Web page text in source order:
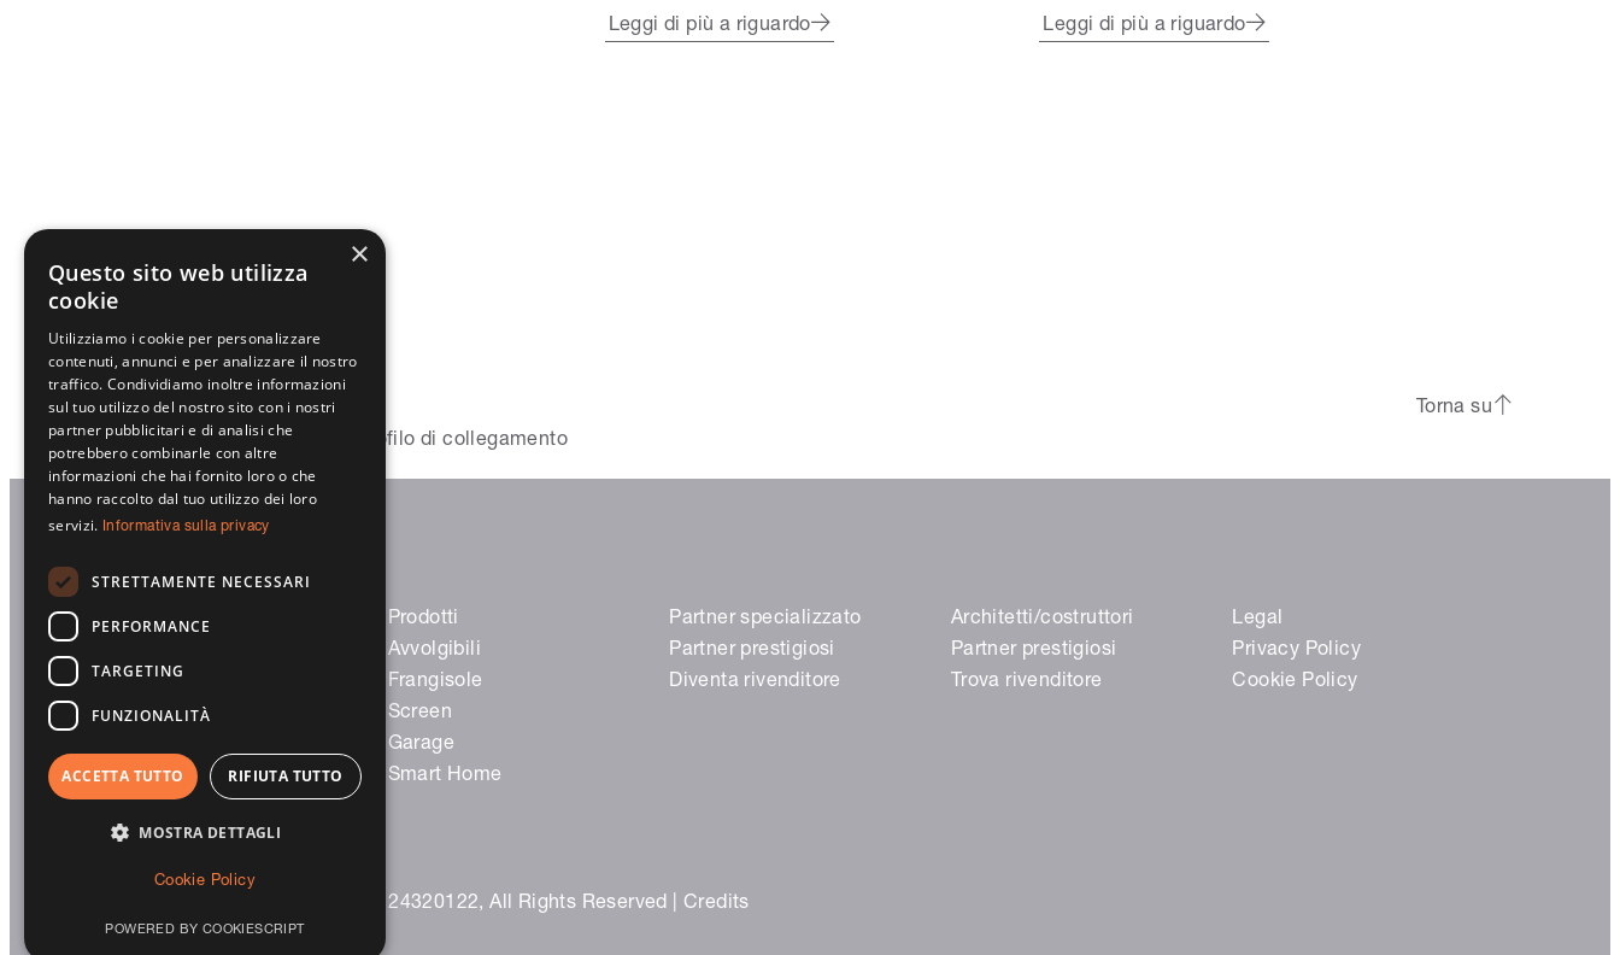
Leggi di più a riguardo Leggi di più a riguardo
Home / Blog / News /
PURO 2: nuovo rinforzo del profilo di collegamento
Torna su
Trovaci
Prodotti
Avvolgibili
Frangisole
Screen
Garage
Smart Home
Partner specializzato
Partner prestigiosi
Diventa rivenditore
Architetti/costruttori
Partner prestigiosi
Trova rivenditore
Legal
Privacy Policy
Cookie Policy
© 2023 Sprilux S.r.l. – P.IVA 03124320122, All Rights Reserved | Credits
×
Questo sito web utilizza
cookie
Utilizziamo i cookie per personalizzare
contenuti, annunci e per analizzare il nostro
traffico. Condividiamo inoltre informazioni
sul tuo utilizzo del nostro sito con i nostri
partner pubblicitari e di analisi che
potrebbero combinarle con altre
informazioni che hai fornito loro o che
hanno raccolto dal tuo utilizzo dei loro
servizi. Informativa sulla privacy
STRETTAMENTE NECESSARI
PERFORMANCE
TARGETING
FUNZIONALITÀ
ACCETTA TUTTO RIFIUTA TUTTO
MOSTRA DETTAGLI
Cookie Policy
POWERED BY COOKIESCRIPT